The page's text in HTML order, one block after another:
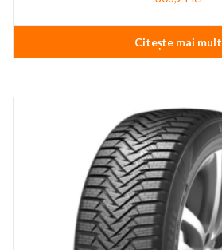
Citește mai mult